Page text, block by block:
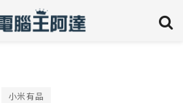
小米有品